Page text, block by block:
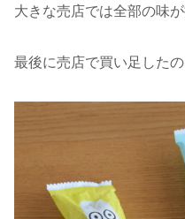
大きな売店では全部の味が
最後に売店で買い足したの